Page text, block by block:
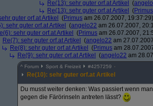
Re(13): sehr guter orf.at Artikel
(
Re(13): sehr guter orf.at Artikel
(Primus
guter orf.at Artikel
(Primus am 26.07.2007, 19:37:29)
sehr guter orf.at Artikel
(angelo22 am 26.07.2007,
sehr guter orf.at Artikel
(Primus am 26.07.2007,
Re(7): sehr guter orf.at Artikel
(angelo22 am
Re(8): sehr guter orf.at Artikel
(Primus am
Re(9): sehr guter orf.at Artikel
(angelo22 am
^ Forum Sport & Freizeit #4257259
Re(10): sehr guter orf.at Artikel
Du musst weiter denken: Was passiert wenn
gegen die Färörinseln antreten lässt?